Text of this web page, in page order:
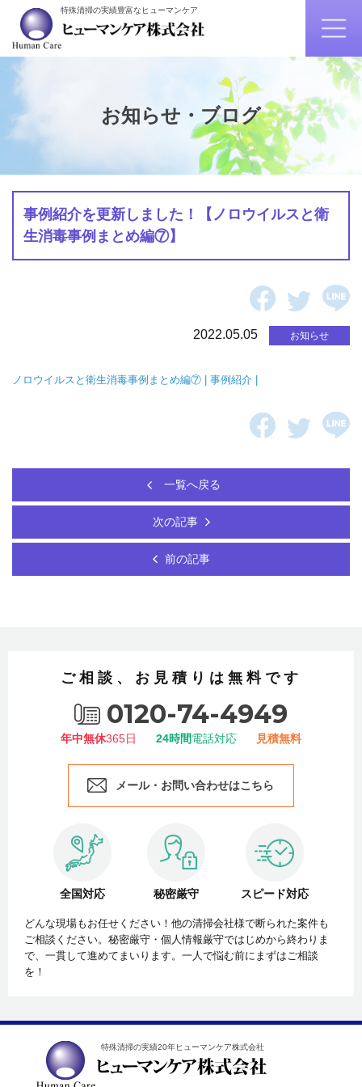
特殊清掃の実績豊富なヒューマンケア
お知らせ・ブログ
事例紹介を更新しました！【ノロウイルスと衛
生消毒事例まとめ編⑦】
2022.05.05 お知らせ
ノロウイルスと衛生消毒事例まとめ編⑦ | 事例紹介 |
一覧へ戻る
次の記事
前の記事
ご相談、お見積りは無料です
0120-74-4949
年中無休365日 24時間電話対応 見積無料
メール・お問い合わせはこちら
全国対応 秘密厳守 スピード対応
どんな現場もお任せください！他の清掃会社様で断られた案件も
ご相談ください。秘密厳守・個人情報厳守ではじめから終わりま
で、一貫して進めてまいります。一人で悩む前にまずはご相談
を！
特殊清掃の実績20年ヒューマンケア株式会社